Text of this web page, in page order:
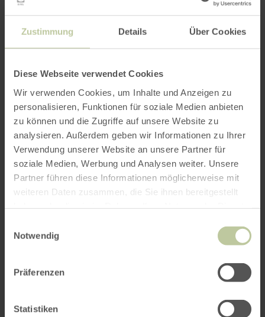
Zustimmung Details Über Cookies
Diese Webseite verwendet Cookies
Wir verwenden Cookies, um Inhalte und Anzeigen zu
personalisieren, Funktionen für soziale Medien anbieten
zu können und die Zugriffe auf unsere Website zu
analysieren. Außerdem geben wir Informationen zu Ihrer
Verwendung unserer Website an unsere Partner für
soziale Medien, Werbung und Analysen weiter. Unsere
Partner führen diese Informationen möglicherweise mit
weiteren Daten zusammen, die Sie ihnen bereitgestellt
Notwendig
Präferenzen
Statistiken
Das könnte Sie auch
interessieren